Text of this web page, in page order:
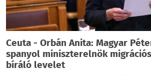
Ceuta - Orbán Anita: Magyar
spanyol miniszterelnök
bíráló levelet